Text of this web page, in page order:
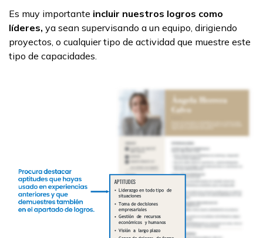
Es muy importante incluir nuestros logros como
líderes, ya sean supervisando a un equipo, dirigiendo
proyectos, o cualquier tipo de actividad que muestre este
tipo de capacidades.